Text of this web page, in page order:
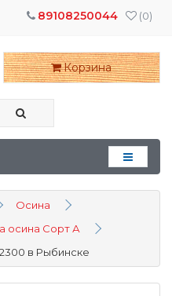
(0)
89108250044
Корзина
Осина
осина Сорт А
в Рыбинске